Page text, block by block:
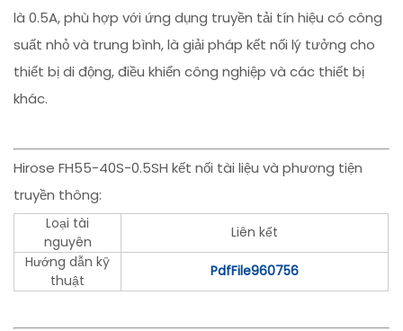
là 0.5A, phù hợp với ứng dụng truyền tải tín hiệu có công
suất nhỏ và trung bình, là giải pháp kết nối lý tưởng cho
thiết bị di động, điều khiển công nghiệp và các thiết bị
khác.
Hirose FH55-40S-0.5SH kết nối tài liệu và phương tiện
truyền thông:
Loại tài
nguyên
Liên kết
Hướng dẫn kỹ
thuật
PdfFile960756